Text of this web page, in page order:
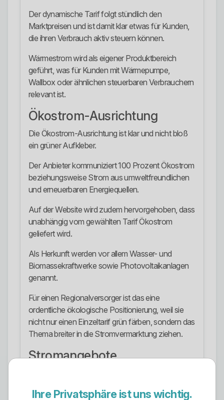
Der dynamische Tarif folgt stündlich den
Marktpreisen und ist damit klar etwas für Kunden,
die ihren Verbrauch aktiv steuern können.
Wärmestrom wird als eigener Produktbereich
geführt, was für Kunden mit Wärmepumpe,
Wallbox oder ähnlichen steuerbaren Verbrauchern
relevant ist.
Ökostrom-Ausrichtung
Die Ökostrom-Ausrichtung ist klar und nicht bloß
ein grüner Aufkleber.
Der Anbieter kommuniziert 100 Prozent Ökostrom
beziehungsweise Strom aus umweltfreundlichen
und erneuerbaren Energiequellen.
Auf der Website wird zudem hervorgehoben, dass
unabhängig vom gewählten Tarif Ökostrom
geliefert wird.
Als Herkunft werden vor allem Wasser- und
Biomassekraftwerke sowie Photovoltaikanlagen
genannt.
Für einen Regionalversorger ist das eine
ordentliche ökologische Positionierung, weil sie
nicht nur einen Einzeltarif grün färben, sondern das
Thema breiter in die Stromvermarktung ziehen.
Stromangebote
Tarif sowie Wärmestrom.
Ihre Privatsphäre ist uns wichtig.